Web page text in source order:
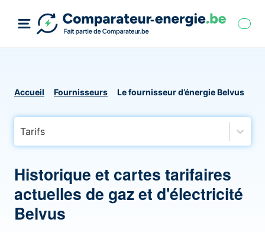
Accueil Fournisseurs Le fournisseur d’énergie Belvus
Tarifs
Historique et cartes tarifaires
actuelles de gaz et d'électricité
Belvus